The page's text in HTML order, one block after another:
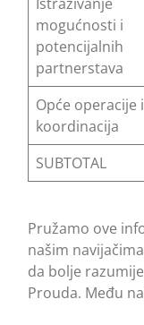
Istraživanje
mogućnosti i
potencijalnih
partnerstava
Opće operacije i
koordinacija
SUBTOTAL
Pružamo ove
našim
da bolje
Prouda. Među